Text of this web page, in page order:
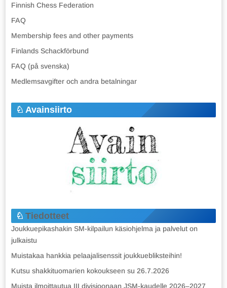
Finnish Chess Federation
FAQ
Membership fees and other payments
Finlands Schackförbund
FAQ (på svenska)
Medlemsavgifter och andra betalningar
Avainsiirto
Tiedotteet
Joukkuepikashakin SM-kilpailun käsiohjelma ja palvelut on
julkaistu
Muistakaa hankkia pelaajalisenssit joukkuebliksteihin!
Kutsu shakkituomarien kokoukseen su 26.7.2026
Muista ilmoittautua III divisioonaan JSM-kaudelle 2026–2027